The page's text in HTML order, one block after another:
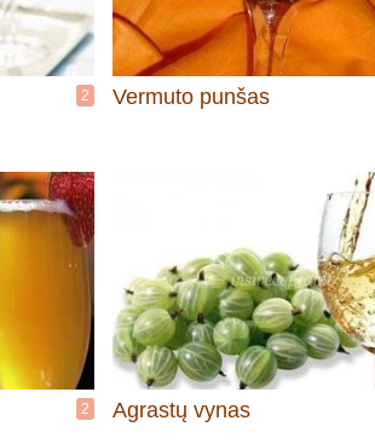
2 Vermuto punšas
2 Agrastų vynas